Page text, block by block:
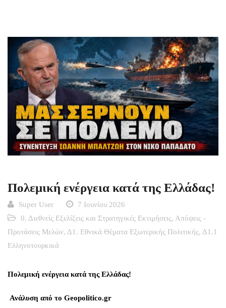
Πολεμική ενέργεια κατά της Ελλάδας!
Super User
7 Ιουνίου 2026
0. Διεθνείς Εξελίξεις και Στρατηγικές Εκτιμήσεις, Απόψεις -
Προτάσεις Μελών, Δ1. Εθνικά Θέματα Εξωτερικής Πολιτικής, Δ1.1
Ελληνοτουρκικά
Πολεμική ενέργεια κατά της Ελλάδας!
Ανάλυση από το Geopolitico.gr